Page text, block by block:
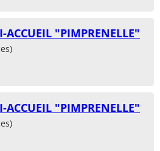
ACCUEIL "PIMPRENELLE"
ACCUEIL "PIMPRENELLE"